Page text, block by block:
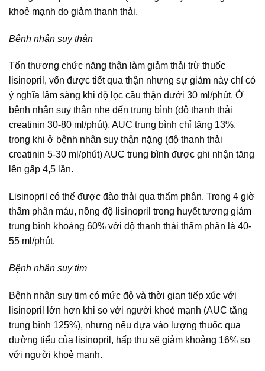
khoẻ mạnh do giảm thanh thải.
Bệnh nhân suy thận
Tổn thương chức năng thận làm giảm thải trừ thuốc
lisinopril, vốn được tiết qua thận nhưng sự giảm này chỉ có
ý nghĩa lâm sàng khi độ lọc cầu thận dưới 30 ml/phút. Ở
bệnh nhân suy thận nhẹ đến trung bình (độ thanh thải
creatinin 30-80 ml/phút), AUC trung bình chỉ tăng 13%,
trong khi ở bệnh nhân suy thận nặng (độ thanh thải
creatinin 5-30 ml/phút) AUC trung bình được ghi nhận tăng
lên gấp 4,5 lần.
Lisinopril có thể được đào thải qua thẩm phân. Trong 4 giờ
thẩm phân máu, nồng độ lisinopril trong huyết tương giảm
trung bình khoảng 60% với độ thanh thải thẩm phân là 40-
55 ml/phút.
Bệnh nhân suy tim
Bệnh nhân suy tim có mức độ và thời gian tiếp xúc với
lisinopril lớn hơn khi so với người khoẻ mạnh (AUC tăng
trung bình 125%), nhưng nếu dựa vào lượng thuốc qua
đường tiểu của lisinopril, hấp thu sẽ giảm khoảng 16% so
với người khoẻ mạnh.